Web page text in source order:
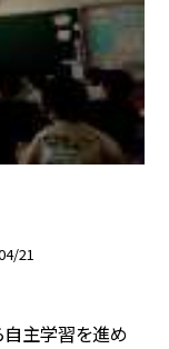
21
自主学習を進め